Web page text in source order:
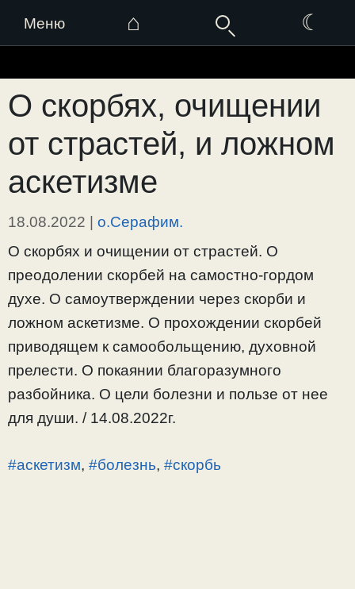
Меню ⌂ ☾
к
содержимому
О скорбях, очищении
от страстей, и ложном
аскетизме
18.08.2022 | о.Серафим.
О скорбях и очищении от страстей. О
преодолении скорбей на самостно-гордом
духе. О самоутверждении через скорби и
ложном аскетизме. О прохождении скорбей
приводящем к самообольщению, духовной
прелести. О покаянии благоразумного
разбойника. О цели болезни и пользе от нее
для души. / 14.08.2022г.
#аскетизм, #болезнь, #скорбь